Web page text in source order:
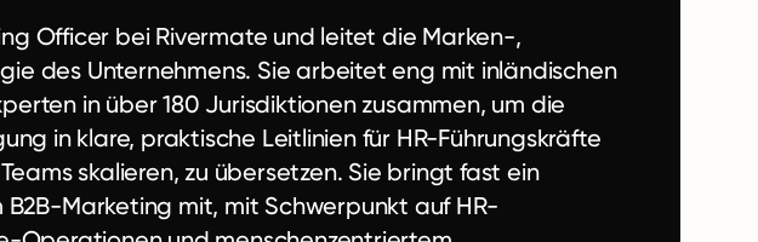
Officer bei Rivermate und leitet die Marken-,
des Unternehmens. Sie arbeitet eng mit inländischen
in über 180 Jurisdiktionen zusammen, um die
in klare, praktische Leitlinien für HR-Führungskräfte
skalieren, zu übersetzen. Sie bringt fast ein
Marketing mit, mit Schwerpunkt auf HR-